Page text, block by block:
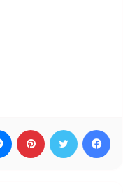
فيسبوك تويتر